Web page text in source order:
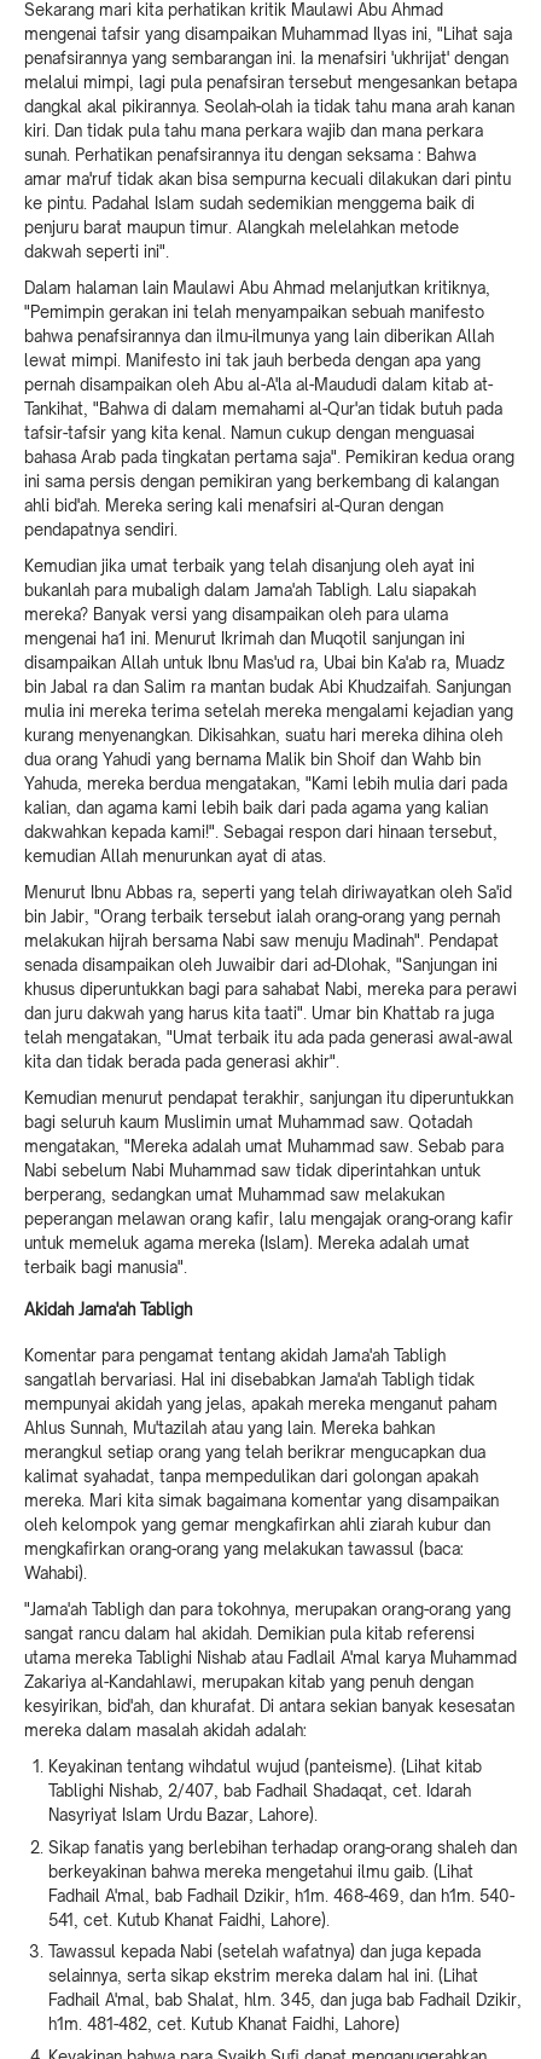
Sekarang mari kita perhatikan kritik Maulawi Abu Ahmad
mengenai tafsir yang disampaikan Muhammad Ilyas ini, "Lihat saja
penafsirannya yang sembarangan ini. Ia menafsiri 'ukhrijat' dengan
melalui mimpi, lagi pula penafsiran tersebut mengesankan betapa
dangkal akal pikirannya. Seolah-olah ia tidak tahu mana arah kanan
kiri. Dan tidak pula tahu mana perkara wajib dan mana perkara
sunah. Perhatikan penafsirannya itu dengan seksama : Bahwa
amar ma'ruf tidak akan bisa sempurna kecuali dilakukan dari pintu
ke pintu. Padahal Islam sudah sedemikian menggema baik di
penjuru barat maupun timur. Alangkah melelahkan metode
dakwah seperti ini".
Dalam halaman lain Maulawi Abu Ahmad melanjutkan kritiknya,
"Pemimpin gerakan ini telah menyampaikan sebuah manifesto
bahwa penafsirannya dan ilmu-ilmunya yang lain diberikan Allah
lewat mimpi. Manifesto ini tak jauh berbeda dengan apa yang
pernah disampaikan oleh Abu al-A'la al-Maududi dalam kitab at-
Tankihat, "Bahwa di dalam memahami al-Qur'an tidak butuh pada
tafsir-tafsir yang kita kenal. Namun cukup dengan menguasai
bahasa Arab pada tingkatan pertama saja". Pemikiran kedua orang
ini sama persis dengan pemikiran yang berkembang di kalangan
ahli bid'ah. Mereka sering kali menafsiri al-Quran dengan
pendapatnya sendiri.
Kemudian jika umat terbaik yang telah disanjung oleh ayat ini
bukanlah para mubaligh dalam Jama'ah Tabligh. Lalu siapakah
mereka? Banyak versi yang disampaikan oleh para ulama
mengenai ha1 ini. Menurut Ikrimah dan Muqotil sanjungan ini
disampaikan Allah untuk Ibnu Mas'ud ra, Ubai bin Ka'ab ra, Muadz
bin Jabal ra dan Salim ra mantan budak Abi Khudzaifah. Sanjungan
mulia ini mereka terima setelah mereka mengalami kejadian yang
kurang menyenangkan. Dikisahkan, suatu hari mereka dihina oleh
dua orang Yahudi yang bernama Malik bin Shoif dan Wahb bin
Yahuda, mereka berdua mengatakan, "Kami lebih mulia dari pada
kalian, dan agama kami lebih baik dari pada agama yang kalian
dakwahkan kepada kami!". Sebagai respon dari hinaan tersebut,
kemudian Allah menurunkan ayat di atas.
Menurut Ibnu Abbas ra, seperti yang telah diriwayatkan oleh Sa'id
bin Jabir, "Orang terbaik tersebut ialah orang-orang yang pernah
melakukan hijrah bersama Nabi saw menuju Madinah". Pendapat
senada disampaikan oleh Juwaibir dari ad-Dlohak, "Sanjungan ini
khusus diperuntukkan bagi para sahabat Nabi, mereka para perawi
dan juru dakwah yang harus kita taati". Umar bin Khattab ra juga
telah mengatakan, "Umat terbaik itu ada pada generasi awal-awal
kita dan tidak berada pada generasi akhir".
Kemudian menurut pendapat terakhir, sanjungan itu diperuntukkan
bagi seluruh kaum Muslimin umat Muhammad saw. Qotadah
mengatakan, "Mereka adalah umat Muhammad saw. Sebab para
Nabi sebelum Nabi Muhammad saw tidak diperintahkan untuk
berperang, sedangkan umat Muhammad saw melakukan
peperangan melawan orang kafir, lalu mengajak orang-orang kafir
untuk memeluk agama mereka (Islam). Mereka adalah umat
terbaik bagi manusia".
Akidah Jama'ah Tabligh
Komentar para pengamat tentang akidah Jama'ah Tabligh
sangatlah bervariasi. Hal ini disebabkan Jama'ah Tabligh tidak
mempunyai akidah yang jelas, apakah mereka menganut paham
Ahlus Sunnah, Mu'tazilah atau yang lain. Mereka bahkan
merangkul setiap orang yang telah berikrar mengucapkan dua
kalimat syahadat, tanpa mempedulikan dari golongan apakah
mereka. Mari kita simak bagaimana komentar yang disampaikan
oleh kelompok yang gemar mengkafirkan ahli ziarah kubur dan
mengkafirkan orang-orang yang melakukan tawassul (baca:
Wahabi).
"Jama'ah Tabligh dan para tokohnya, merupakan orang-orang yang
sangat rancu dalam hal akidah. Demikian pula kitab referensi
utama mereka Tablighi Nishab atau Fadlail A'mal karya Muhammad
Zakariya al-Kandahlawi, merupakan kitab yang penuh dengan
kesyirikan, bid'ah, dan khurafat. Di antara sekian banyak kesesatan
mereka dalam masalah akidah adalah:
Keyakinan tentang wihdatul wujud (panteisme). (Lihat kitab
Tablighi Nishab, 2/407, bab Fadhail Shadaqat, cet. Idarah
Nasyriyat Islam Urdu Bazar, Lahore).
Sikap fanatis yang berlebihan terhadap orang-orang shaleh dan
berkeyakinan bahwa mereka mengetahui ilmu gaib. (Lihat
Fadhail A'mal, bab Fadhail Dzikir, h1m. 468-469, dan h1m. 540-
541, cet. Kutub Khanat Faidhi, Lahore).
Tawassul kepada Nabi (setelah wafatnya) dan juga kepada
selainnya, serta sikap ekstrim mereka dalam hal ini. (Lihat
Fadhail A'mal, bab Shalat, hlm. 345, dan juga bab Fadhail Dzikir,
h1m. 481-482, cet. Kutub Khanat Faidhi, Lahore)